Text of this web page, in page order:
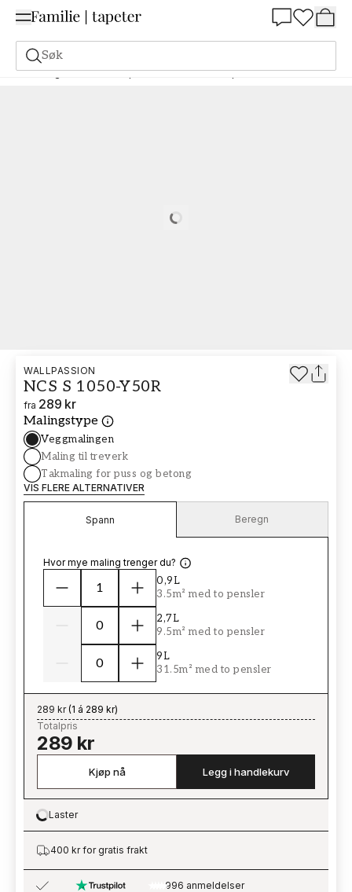
Søk
Maling Bestill basert på NCS Bestill basert på NCS 1050-Y50R
Loading…
WALLPASSION
NCS S 1050-Y50R
fra 289 kr
Malingstype
Veggmalingen
Maling til treverk
Takmaling for puss og betong
VIS FLERE ALTERNATIVER
Spann Beregn
Hvor mye maling trenger du?
0,9L
3.5m² med to pensler
2,7L
9.5m² med to pensler
9L
31.5m² med to pensler
289 kr(1 á 289 kr)
Totalpris
289 kr
Kjøp nå Legg i handlekurv
Loading…
Laster
400 kr for gratis frakt
996 anmeldelser